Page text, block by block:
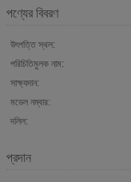
পণ্যের বিবরণ
উৎপত্তি স্থল:
পরিচিতিমুলক নাম:
সাক্ষ্যদান:
মডেল নম্বার:
দলিল:
প্রদান